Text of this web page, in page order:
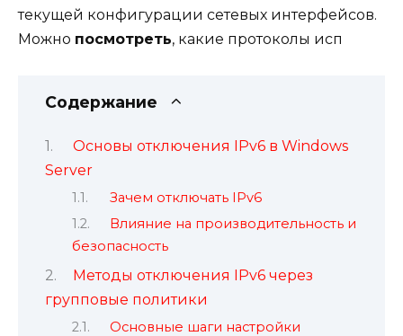
текущей конфигурации сетевых интерфейсов.
Можно посмотреть, какие протоколы исп
Содержание
Основы отключения IPv6 в Windows
Server
Зачем отключать IPv6
Влияние на производительность и
безопасность
Методы отключения IPv6 через
групповые политики
Основные шаги настройки